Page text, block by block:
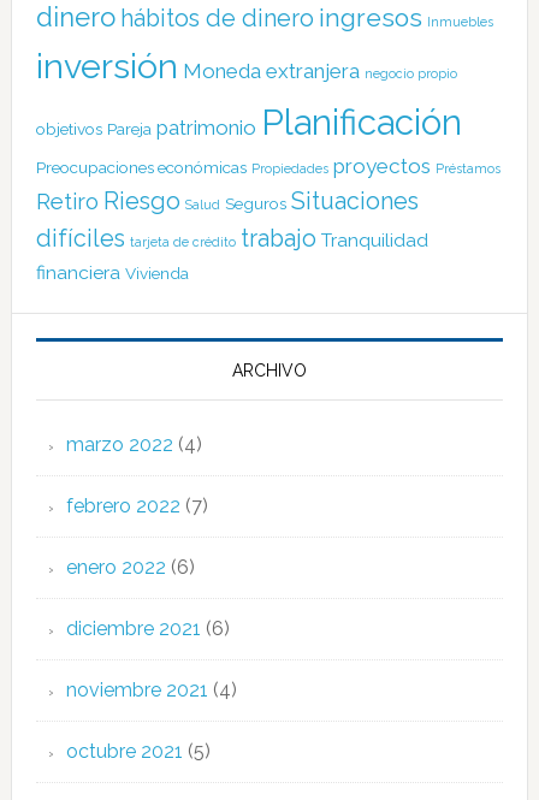
dinero hábitos de dinero ingresos Inmuebles
inversión Moneda extranjera negocio propio
objetivos Pareja patrimonio Planificación
Preocupaciones económicas Propiedades proyectos Préstamos
Retiro Riesgo Salud Seguros Situaciones
difíciles tarjeta de crédito trabajo Tranquilidad
financiera Vivienda
ARCHIVO
marzo 2022 (4)
febrero 2022 (7)
enero 2022 (6)
diciembre 2021 (6)
noviembre 2021 (4)
octubre 2021 (5)